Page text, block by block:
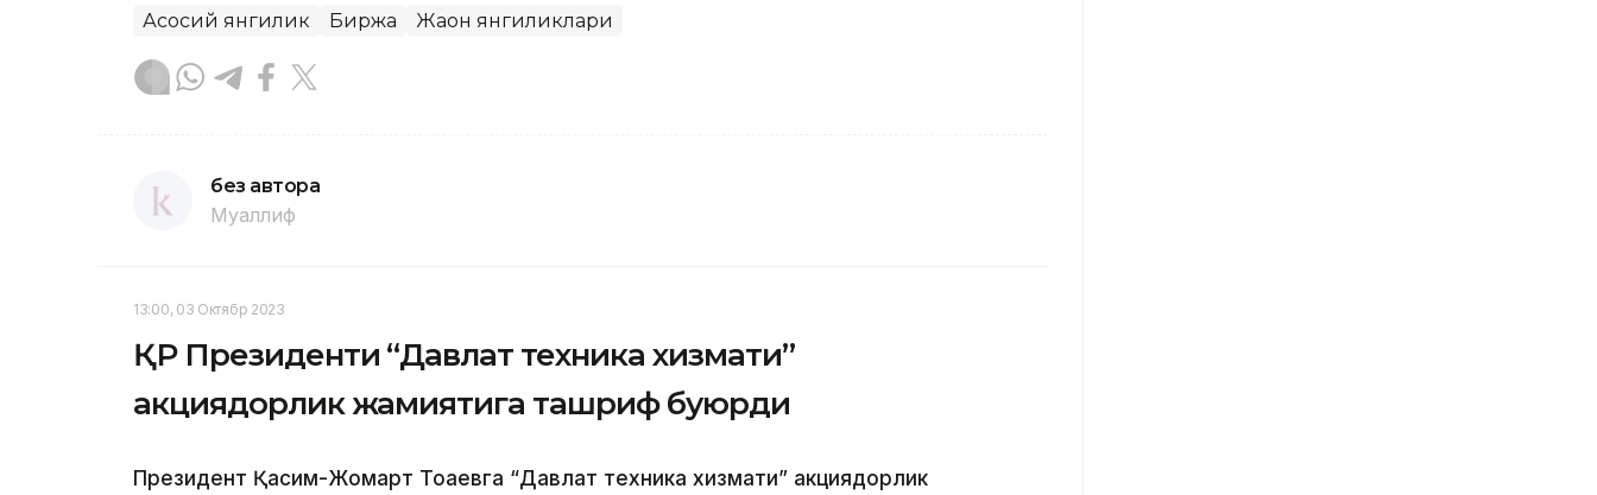
Асосий янгилик Биржа Жаҳон янгиликлари
без автора
Муаллиф
13:00, 03 Октябр 2023
ҚР Президенти “Давлат техника хизмати”
акциядорлик жамиятига ташриф буюрди
Президент Қасим-Жомарт Тоқаевга “Давлат техника хизмати” акциядорлик